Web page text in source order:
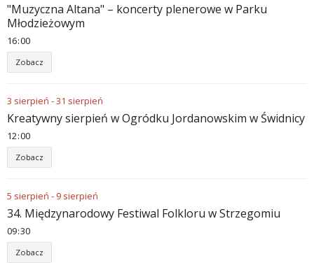
"Muzyczna Altana" – koncerty plenerowe w Parku
Młodzieżowym
16:00
Zobacz
3 sierpień -31 sierpień
Kreatywny sierpień w Ogródku Jordanowskim w Świdnicy
12:00
Zobacz
5 sierpień - 9 sierpień
34. Międzynarodowy Festiwal Folkloru w Strzegomiu
09:30
Zobacz